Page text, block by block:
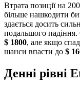
Втрата позиції на
більше нашкодити
здається досить
подальшого падіння.
$ 1800, але якщо
шанси впасти до $
Денні рівні